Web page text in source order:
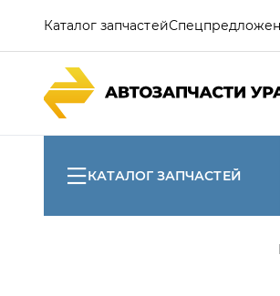
Каталог запчастей
КАТАЛОГ ЗАПЧАСТЕЙ